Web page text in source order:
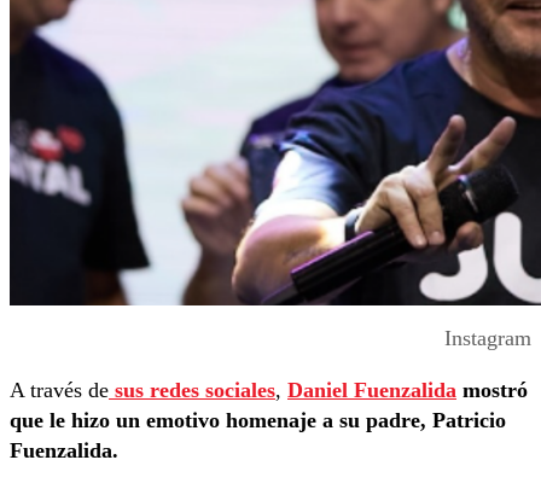
Instagram
A través de sus redes sociales, Daniel Fuenzalida mostró
que le hizo un emotivo homenaje a su padre, Patricio
Fuenzalida.